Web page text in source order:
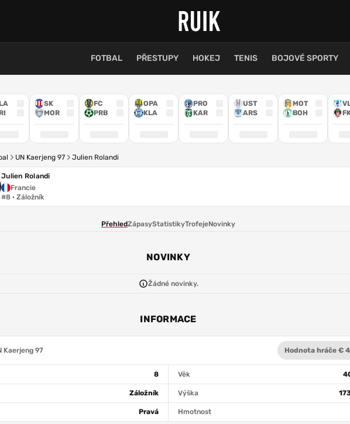
FOTBAL PŘESTUPY HOKEJ TENIS BOJOVÉ SPORTY
SK
MOR
FC
PRB
OPA
KLA
PRO
KAR
UST
ARS
MOT
BOH
UN Kaerjeng 97 Julien Rolandi
Julien Rolandi
Francie
#8 · Záložník
PřehledZápasyStatistikyTrofejeNovinky
NOVINKY
Žádné novinky.
INFORMACE
Kaerjeng 97 Hodnota hráče €
8 Věk
Záložník Výška
Pravá Hmotnost